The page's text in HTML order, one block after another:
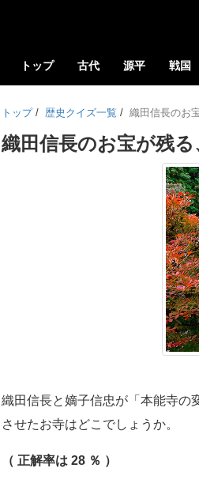
トップ 古代 源平 戦国
トップ / 歴史クイズ一覧 / 織田信長のお
織田信長のお宝が残
織田信長と嫡子信忠が「本能寺の
させたお寺はどこでしょうか。
（ 正解率は 28 ％ ）